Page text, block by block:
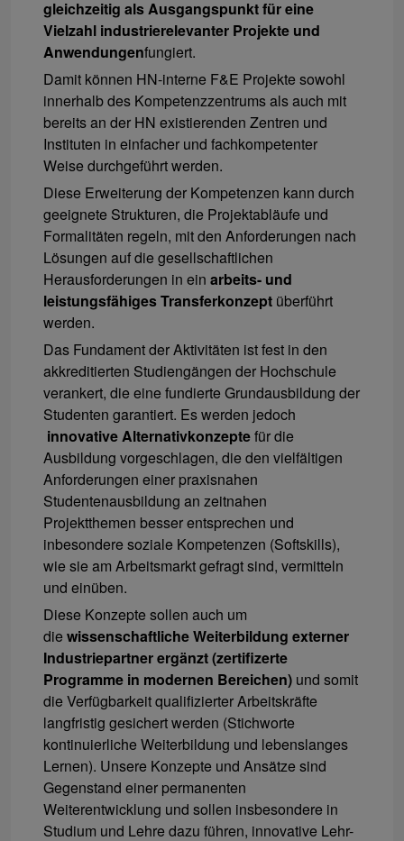
gleichzeitig als Ausgangspunkt für eine
Vielzahl industrierelevanter Projekte und
Anwendungenfungiert.
Damit können HN-interne F&E Projekte sowohl
innerhalb des Kompetenzzentrums als auch mit
bereits an der HN existierenden Zentren und
Instituten in einfacher und fachkompetenter
Weise durchgeführt werden.
Diese Erweiterung der Kompetenzen kann durch
geeignete Strukturen, die Projektabläufe und
Formalitäten regeln, mit den Anforderungen nach
Lösungen auf die gesellschaftlichen
Herausforderungen in ein arbeits- und
leistungsfähiges Transferkonzept überführt
werden.
Das Fundament der Aktivitäten ist fest in den
akkreditierten Studiengängen der Hochschule
verankert, die eine fundierte Grundausbildung der
Studenten garantiert. Es werden jedoch
innovative Alternativkonzeptefür die
Ausbildung vorgeschlagen, die den vielfältigen
Anforderungen einer praxisnahen
Studentenausbildung an zeitnahen
Projektthemen besser entsprechen und
inbesondere soziale Kompetenzen (Softskills),
wie sie am Arbeitsmarkt gefragt sind, vermitteln
und einüben.
Diese Konzepte sollen auch um
die wissenschaftliche Weiterbildung externer
Industriepartner ergänzt (zertifizerte
Programme in modernen Bereichen) und somit
die Verfügbarkeit qualifizierter Arbeitskräfte
langfristig gesichert werden (Stichworte
kontinuierliche Weiterbildung und lebenslanges
Lernen). Unsere Konzepte und Ansätze sind
Gegenstand einer permanenten
Weiterentwicklung und sollen insbesondere in
Studium und Lehre dazu führen, innovative Lehr-